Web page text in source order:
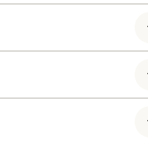
fåglar och